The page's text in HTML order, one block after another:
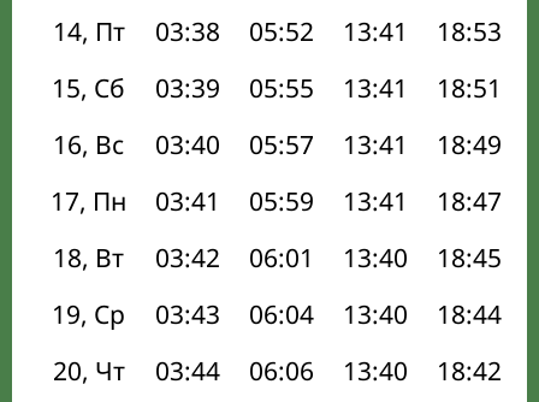
14, Пт
03:38 05:52 13:41 18:53
15, Сб
03:39 05:55 13:41 18:51
16, Вс
03:40 05:57 13:41 18:49
17, Пн
03:41 05:59 13:41 18:47
18, Вт
03:42 06:01 13:40 18:45
19, Ср
03:43 06:04 13:40 18:44
20, Чт
03:44 06:06 13:40 18:42